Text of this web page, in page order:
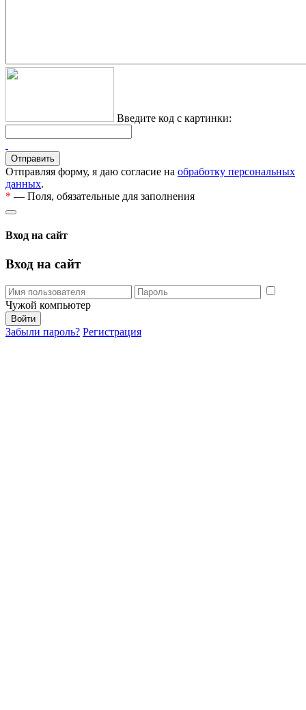
Введите код с картинки:
Отправляя форму, я даю согласие на обработку персональных
данных.
* — Поля, обязательные для заполнения
Вход на сайт
Вход на сайт
Чужой компьютер
Забыли пароль? Регистрация